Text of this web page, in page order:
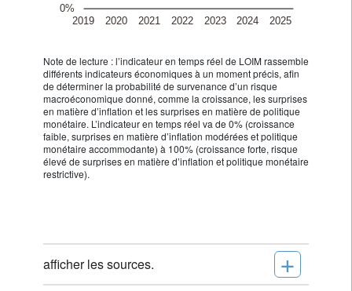
Note de lecture : l’indicateur en temps réel de LOIM rassemble
différents indicateurs économiques à un moment précis, afin
de déterminer la probabilité de survenance d’un risque
macroéconomique donné, comme la croissance, les surprises
en matière d’inflation et les surprises en matière de politique
monétaire. L’indicateur en temps réel va de 0% (croissance
faible, surprises en matière d’inflation modérées et politique
monétaire accommodante) à 100% (croissance forte, risque
élevé de surprises en matière d’inflation et politique monétaire
restrictive).
afficher les sources. +